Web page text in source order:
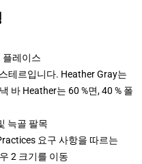
플레이스
테르입니다. Heather Gray는
바 Heather는 60 %면, 40 % 폴
늑골 팔목
요구 사항을 따르는
2 크기를 이동